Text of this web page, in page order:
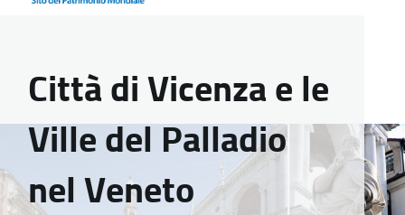
Città di Vicenza e le
Ville del Palladio
nel Veneto